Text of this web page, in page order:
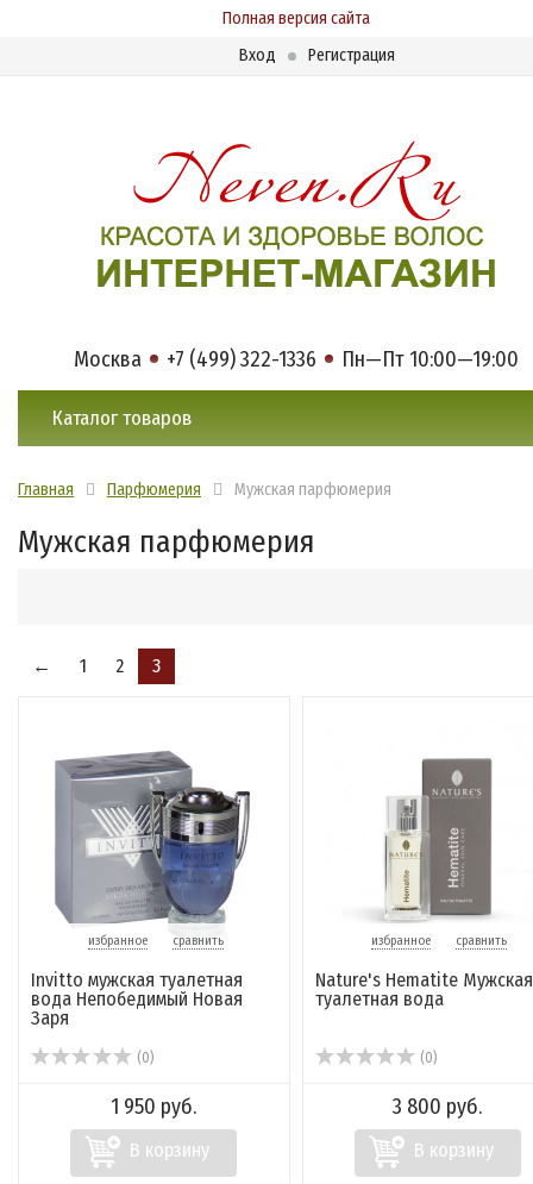
Полная версия сайта
Вход
Регистрация
Москва +7 (499) 322-1336 Пн—Пт 10:00—19:00
Каталог товаров
Главная Парфюмерия Мужская парфюмерия
Мужская парфюмерия
← 1 2 3
избранное сравнить
Invitto мужская туалетная
вода Непобедимый Новая
Заря
(0)
1 950 руб.
В корзину
избранное сравнить
Nature's Hematite Мужская
туалетная вода
(0)
3 800 руб.
В корзину